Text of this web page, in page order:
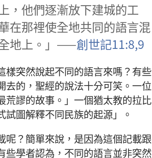
，他們逐漸放下建城的工
在那裡使全地共同的語言混
地上。」——創世記11:8,9
樣突然說起不同的語言來嗎？有些
去的，聖經的說法十分可笑。一位
荒謬的故事。」一個猶太教的拉比
圖解釋不同民族的起源」。
呢？簡單來說，是因為這個記載跟
些學者認為，不同的語言並非突然